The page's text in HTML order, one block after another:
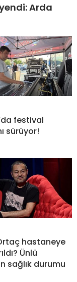
Arda
festival
sürüyor!
hastaneye
Ünlü
sağlık durumu